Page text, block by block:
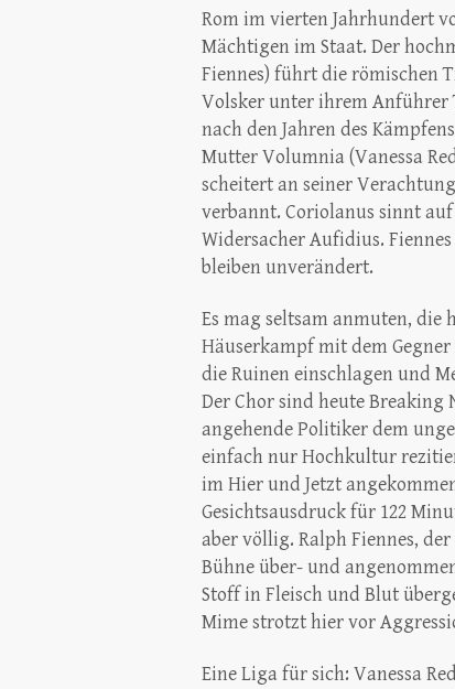
Rom im vierten Jahrhundert
Mächtigen im Staat. Der
Fiennes) führt die römischen
Volsker unter ihrem Anführer
nach den Jahren des
Mutter Volumnia (Vanessa
scheitert an seiner
verbannt. Coriolanus sinnt
Widersacher Aufidius.
bleiben unverändert.
Es mag seltsam anmuten,
Häuserkampf mit dem
die Ruinen einschlagen und
Der Chor sind heute Breaking
angehende Politiker dem
einfach nur Hochkultur
im Hier und Jetzt
Gesichtsausdruck für 122
aber völlig. Ralph Fiennes,
Bühne über- und
Stoff in Fleisch und Blut
Mime strotzt hier vor
Eine Liga für sich: Vanessa